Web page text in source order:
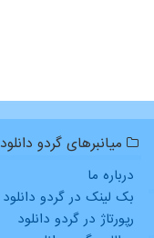
میانبرهای گردو دانلود
درباره ما
بک لینک در گردو دانلود
رپورتاژ در گردو دانلود